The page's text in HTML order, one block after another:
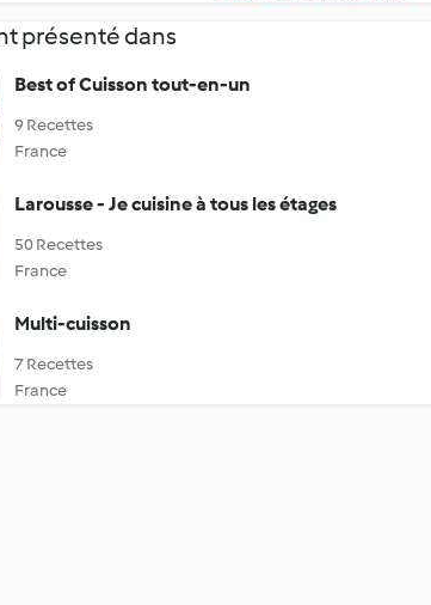
présenté dans
Best of Cuisson tout-en-un
9 Recettes
France
Larousse - Je cuisine à tous les étages
50 Recettes
France
Multi-cuisson
7 Recettes
France